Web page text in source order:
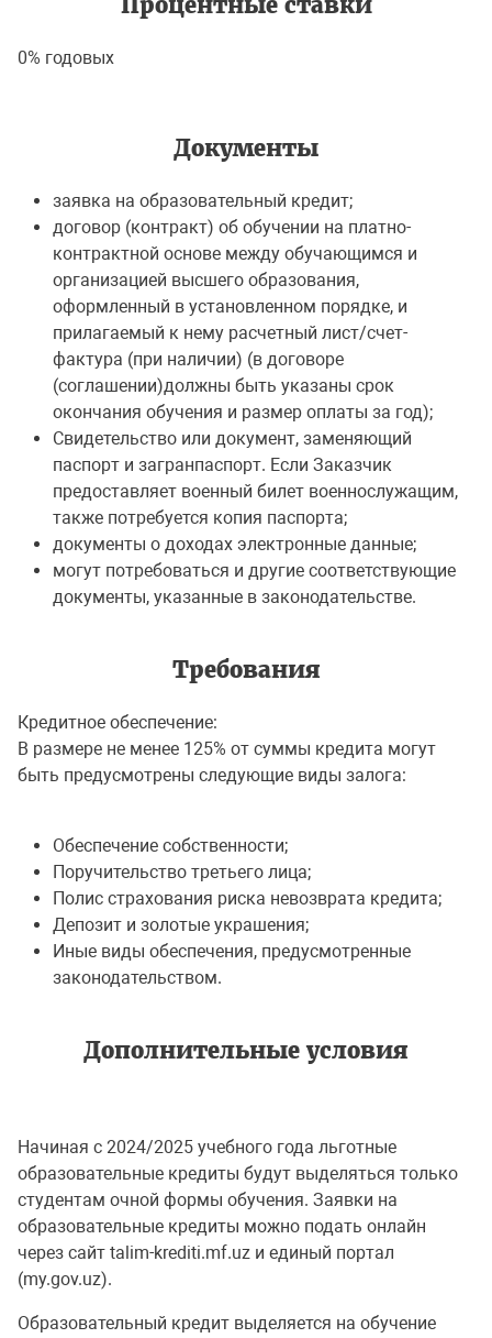
0% годовых
Документы
заявка на образовательный кредит;
договор (контракт) об обучении на платно-
контрактной основе между обучающимся и
организацией высшего образования,
оформленный в установленном порядке, и
прилагаемый к нему расчетный лист/счет-
фактура (при наличии) (в договоре
(соглашении)должны быть указаны срок
окончания обучения и размер оплаты за год);
Свидетельство или документ, заменяющий
паспорт и загранпаспорт. Если Заказчик
предоставляет военный билет военнослужащим,
также потребуется копия паспорта;
документы о доходах электронные данные;
могут потребоваться и другие соответствующие
документы, указанные в законодательстве.
Требования
Кредитное обеспечение:
В размере не менее 125% от суммы кредита могут
быть предусмотрены следующие виды залога:
Обеспечение собственности;
Поручительство третьего лица;
Полис страхования риска невозврата кредита;
Депозит и золотые украшения;
Иные виды обеспечения, предусмотренные
законодательством.
Дополнительные условия
Начиная с 2024/2025 учебного года льготные
образовательные кредиты будут выделяться только
студентам очной формы обучения. Заявки на
образовательные кредиты можно подать онлайн
через сайт talim-krediti.mf.uz и единый портал
(my.gov.uz).
Образовательный кредит выделяется на обучение